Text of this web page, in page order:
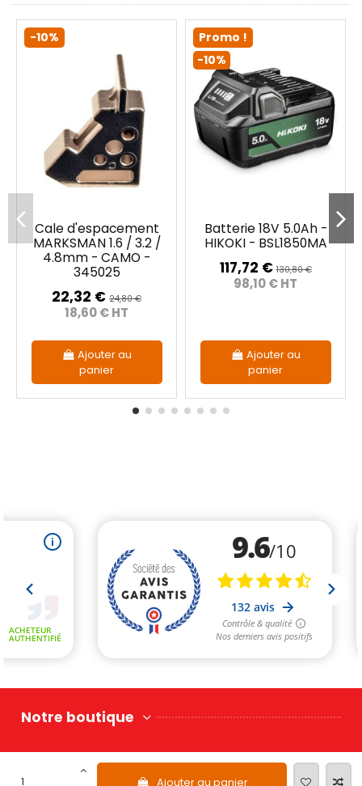
Ajouter au panier
-10%
Cale d'espacement
MARKSMAN 1.6 / 3.2 /
4.8mm - CAMO -
345025
22,32 € 24,80 €
18,60 € HT
Ajouter au
panier
Promo !
-10%
Batterie 18V 5.0Ah -
HIKOKI - BSL1850MA
117,72 €130,80 €
98,10 € HT
Ajouter au
panier
Notre boutique
Nous Contacter